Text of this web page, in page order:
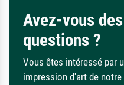
Avez-vous des
questions ?
Vous êtes intéressé par
impression d'art de notre